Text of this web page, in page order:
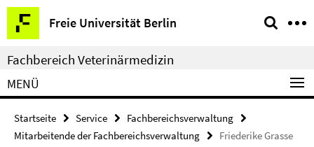
Springe
direkt
zu
Inhalt
Freie Universität Berlin
Service-
Navigation
Fachbereich Veterinärmedizin
MENÜ
Startseite Service
Fachbereichsverwaltung
Mitarbeitende der Fachbereichsverwaltung
Friederike Grasse